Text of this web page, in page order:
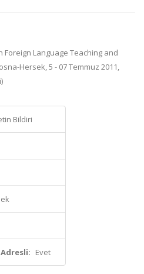
Language Teaching and
Hersek, 5 - 07 Temmuz 2011,
Bildiri
Evet